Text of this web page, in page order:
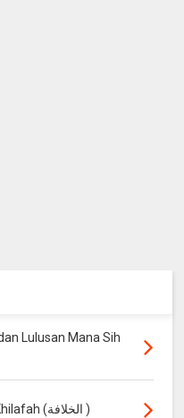
Lulusan Mana Sih
Perbedaan Imarah (الإمارة ) dan Khilafah (الخلافة )